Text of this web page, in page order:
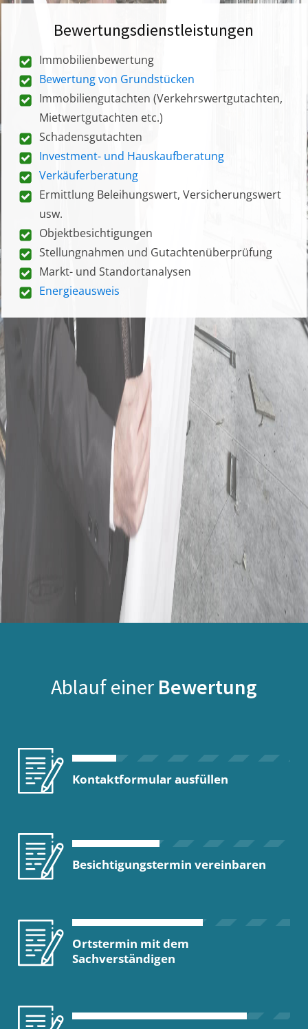
Bewertungsdienstleistungen
Immobilienbewertung
Bewertung von Grundstücken
Immobiliengutachten (Verkehrswertgutachten,
Mietwertgutachten etc.)
Schadensgutachten
Investment- und Hauskaufberatung
Verkäuferberatung
Ermittlung Beleihungswert, Versicherungswert
usw.
Objektbesichtigungen
Stellungnahmen und Gutachtenüberprüfung
Markt- und Standortanalysen
Energieausweis
Ablauf einer Bewertung
Kontaktformular ausfüllen
Besichtigungstermin vereinbaren
Ortstermin mit dem
Sachverständigen